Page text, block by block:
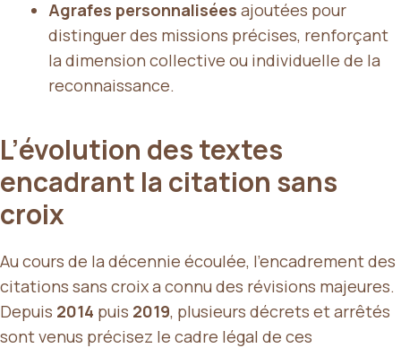
Agrafes personnalisées ajoutées pour
distinguer des missions précises, renforçant
la dimension collective ou individuelle de la
reconnaissance.
L’évolution des textes
encadrant la citation sans
croix
Au cours de la décennie écoulée, l’encadrement des
citations sans croix a connu des révisions majeures.
Depuis 2014 puis 2019, plusieurs décrets et arrêtés
sont venus précisez le cadre légal de ces